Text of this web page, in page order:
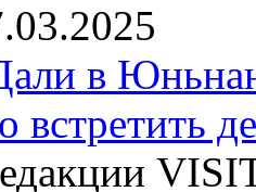
в
встретить